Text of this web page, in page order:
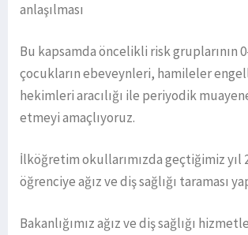
anlaşılması
Bu kapsamda öncelikli risk gruplarının
çocukların ebeveynleri, hamileler
hekimleri aracılığı ile periyodik
etmeyi amaçlıyoruz.
İlköğretim okullarımızda geçtiğimiz yıl
öğrenciye ağız ve diş sağlığı taraması
Bakanlığımız ağız ve diş sağlığı